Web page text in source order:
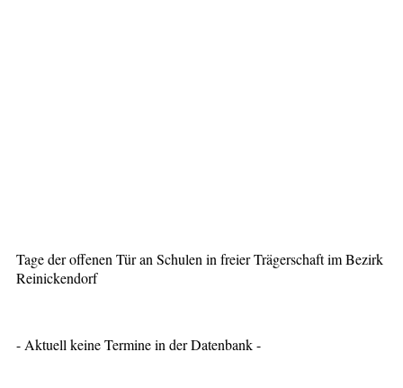
Tage der offenen Tür an Schulen in freier Trägerschaft im Bezirk
Reinickendorf
- Aktuell keine Termine in der Datenbank -